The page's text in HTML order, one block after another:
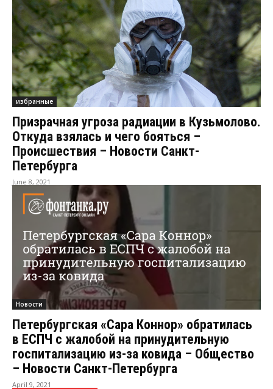
избранные
Призрачная угроза радиации в Кузьмолово.
Откуда взялась и чего бояться –
Происшествия – Новости Санкт-
Петербурга
June 8, 2021
Новости
Петербургская «Сара Коннор» обратилась
в ЕСПЧ с жалобой на принудительную
госпитализацию из-за ковида – Общество
– Новости Санкт-Петербурга
April 9, 2021